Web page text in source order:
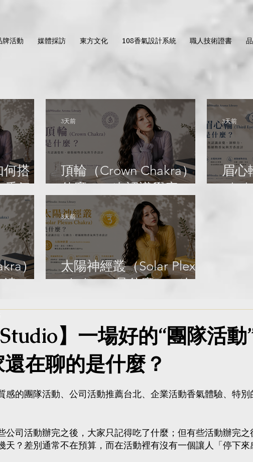
牌活動 媒體採訪 東方文化 108香氣設計系統 職人技術證書
何搭
氣配
頂輪（Crown Chakra）是
什麼？一次認識覺察、樹
脂植物香氣與芳香設計｜
Gold9Studio Aroma
Library
3天前
眉心
3天前
）是
、溝
太陽神經叢（Solar Plexus
Chakra）是什麼？一次認
Gold9Studio Aroma
Library
3天前
】一場好的“團隊活動
在聊的是什麼？
感的團隊活動、公司活動推薦台北、企業活動香氣體驗、特別
公司活動辦完之後，大家只記得吃了什麼；但有些活動辦完之
天？差別通常不在預算，而在活動裡有沒有一個讓人「停下來